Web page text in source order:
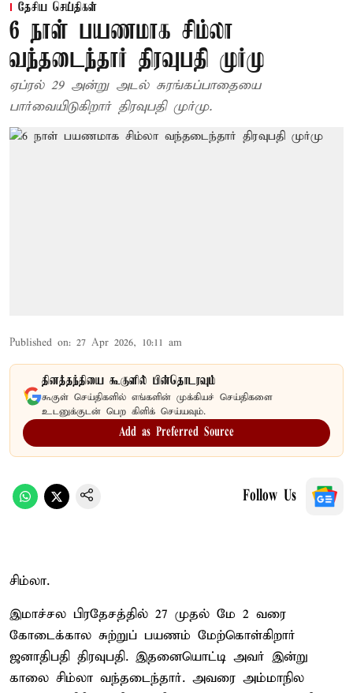
தேசிய செய்திகள்
6 நாள் பயணமாக சிம்லா
வந்தடைந்தார் திரவுபதி முர்மு
ஏப்ரல் 29 அன்று அடல் சுரங்கப்பாதையை
பார்வையிடுகிறார் திரவுபதி முர்மு.
Published on: 27 Apr 2026, 10:11 am
தினத்தந்தியை கூகுளில் பின்தொடரவும்
கூகுள் செய்திகளில் எங்களின் முக்கியச் செய்திகளை
உடனுக்குடன் பெற கிளிக் செய்யவும்.
Add as Preferred Source
Follow Us
சிம்லா.
இமாச்சல பிரதேசத்தில் 27 முதல் மே 2 வரை
கோடைக்கால சுற்றுப் பயணம் மேற்கொள்கிறார்
ஜனாதிபதி திரவுபதி. இதனையொட்டி அவர் இன்று
காலை சிம்லா வந்தடைந்தார். அவரை அம்மாநில